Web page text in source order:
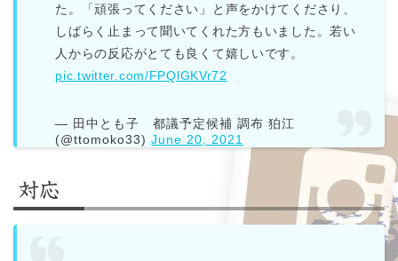
た。「頑張ってください」と声をかけてくださり、
しばらく止まって聞いてくれた方もいました。若い
人からの反応がとても良くて嬉しいです。
pic.twitter.com/FPQlGKVr72
— 田中とも子 都議予定候補 調布 狛江
(@ttomoko33)June 20, 2021
対応